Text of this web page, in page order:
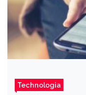
Technologia